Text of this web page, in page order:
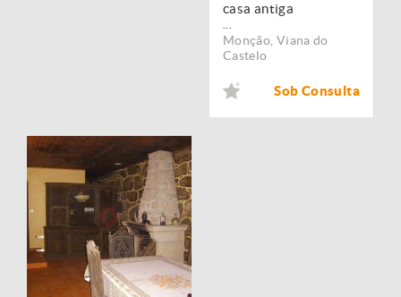
casa antiga
Monção Viana do
Castelo
Sob Consulta